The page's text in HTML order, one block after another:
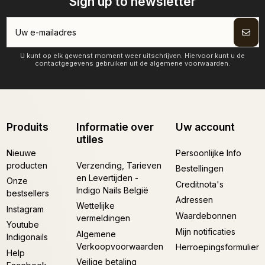
U kunt op elk gewenst moment weer uitschrijven. Hiervoor kunt u de
contactgegevens gebruiken uit de algemene voorwaarden.
Produits
Nieuwe
producten
Onze
bestsellers
Instagram
Youtube
Indigonails
Help
Informatie over
utiles
Verzending, Tarieven
en Levertijden -
Indigo Nails België
Wettelijke
vermeldingen
Algemene
Verkoopvoorwaarden
Veilige betaling
Uw account
Persoonlijke Info
Bestellingen
Creditnota's
Adressen
Waardebonnen
Mijn notificaties
Herroepingsformulier